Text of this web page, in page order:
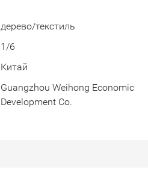
дерево/текстиль
1/6
Китай
Guangzhou Weihong Economic
Development Co.